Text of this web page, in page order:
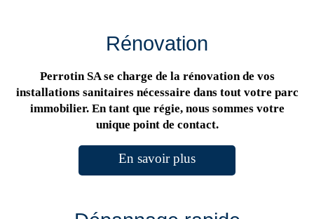
Rénovation
Perrotin SA se charge de la rénovation de vos
installations sanitaires nécessaire dans tout votre parc
immobilier. En tant que régie, nous sommes votre
unique point de contact.
En savoir plus